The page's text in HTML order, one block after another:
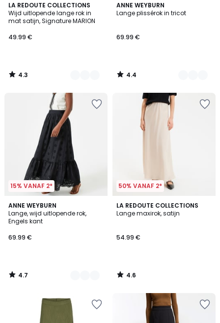
LA REDOUTE COLLECTIONS
Wijd uitlopende lange rok in
mat satijn, Signature MARION
49.99 €
4.3
/ 5
3
Kleuren
4.3
/
ANNE WEYBURN
Lange plissérok in tricot
69.99 €
4.4
/ 5
2
Kleuren
4.4
/
15% VANAF 2*
ANNE WEYBURN
Lange, wijd uitlopende rok,
Engels kant
69.99 €
4.7
/ 5
2
Kleuren
4.7
/
50% VANAF 2*
LA REDOUTE COLLECTIONS
Lange maxirok, satijn
54.99 €
4.6
/ 5
4.6
/